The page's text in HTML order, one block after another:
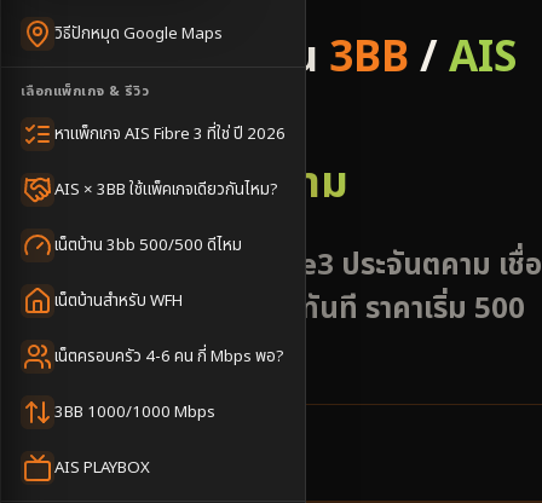
วิธีปักหมุด Google Maps
เลือกแพ็กเกจ & รีวิว
หาแพ็กเกจ AIS Fibre 3 ที่ใช่ ปี 2026
AIS × 3BB ใช้แพ็คเกจเดียวกันไหม?
เน็ตบ้าน 3bb 500/500 ดีไหม
เน็ตบ้านสำหรับ WFH
เน็ตครอบครัว 4-6 คน กี่ Mbps พอ?
3BB 1000/1000 Mbps
AIS PLAYBOX
รับติดตั้งเน็ตบ้าน 3BB/AIS
Fibre
อำเภอประจันตคาม
เน็ตบ้าน AIS 3BB Fibre3 ประจันตคาม เชื่
ทางหลวง 33 นัดช่างได้ทันที ราคาเริ่ม 500
บาท สมัครง่าย
9ตำบล
ครอบคลุมพื้นที่